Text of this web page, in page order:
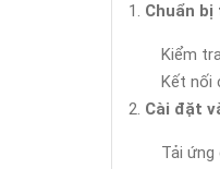
Chuẩn
Kiểm
Kết nối
Cài đặt
Tải ứng